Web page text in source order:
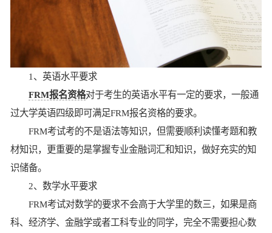
1、英语水平要求
FRM报名资格对于考生的英语水平有一定的要求，一般通
过大学英语四级即可满足FRM报名资格的要求。
FRM考试考的不是语法等知识，但需要顺利读懂考题和教
材知识，更重要的是掌握专业金融词汇和知识，做好充实的知
识储备。
2、数学水平要求
FRM考试对数学的要求不会高于大学里的数三，如果是商
科、经济学、金融学或者工科专业的同学，完全不需要担心数